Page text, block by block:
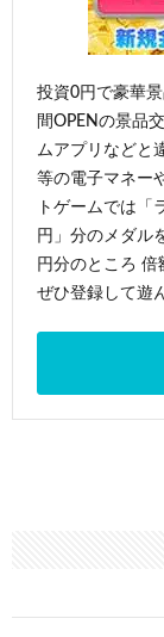
投資0円で豪華
間OPENの景品
ムアプリなどと
等の電子マネー
トゲームでは「
円」分のメダル
円分のところ 倍
ぜひ登録して遊